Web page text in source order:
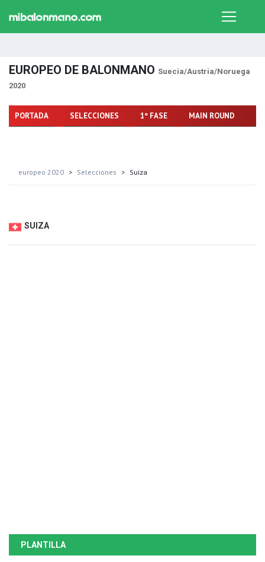
EUROPEO DE BALONMANO Suecia/Austria/Noruega
2020
PORTADA SELECCIONES 1º FASE MAIN ROUND
europeo 2020 Selecciones Suiza
SUIZA
PLANTILLA